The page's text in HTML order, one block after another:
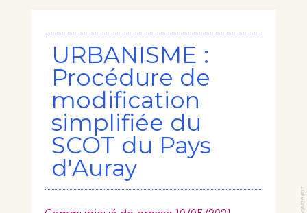
URBANISME :
Procédure de
modification
simplifiée du
SCOT du Pays
d'Auray